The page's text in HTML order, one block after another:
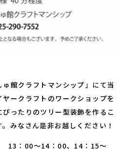
館クラフトマンシップ」にて当
ークラフトのワークショップを
ったりのツリー型装飾を作るこ
みなさん是非お越しください！
13：00～14：00、14：15～